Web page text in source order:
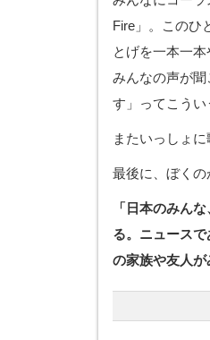
Fire」。このひ
とげを一本一
みんなの声が
す」ってこうい
またいっしょ
最後に、ぼく
「日本のみん
る。ニュース
の家族や友人